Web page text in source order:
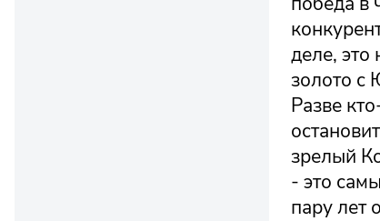
деле, это
золото с
Разве
зрелый
- это
пару лет